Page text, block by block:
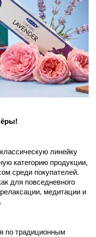
линейку
категорию продукции,
среди покупателей.
для повседневного
медитации и
по традиционным